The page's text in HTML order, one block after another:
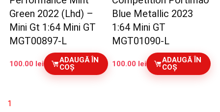
Green 2022 (Lhd) –
Mini Gt 1:64 Mini GT
MGT00897-L
100.00 lei
ADAUGĂ ÎN
COȘ
Blue Metallic 2023
1:64 Mini GT
MGT01090-L
100.00 lei
ADAUGĂ ÎN
COȘ
1